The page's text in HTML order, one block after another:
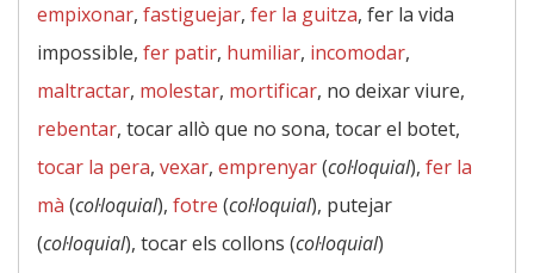
empixonar, fastiguejar, fer la guitza, fer la vida
impossible, fer patir, humiliar, incomodar,
maltractar, molestar, mortificar, no deixar viure,
rebentar, tocar allò que no sona, tocar el botet,
tocar la pera, vexar, emprenyar(col·loquial), fer la
mà (col·loquial), fotre (col·loquial), putejar
(col·loquial), tocar els collons (col·loquial)